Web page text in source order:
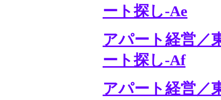
ート探し-Ae
アパート経営／
ート探し-Af
アパート経営／